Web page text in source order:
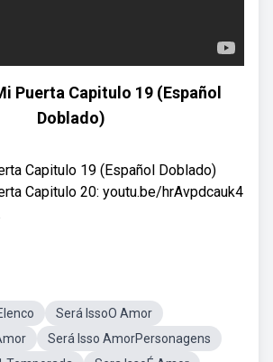
Puerta Capitulo 19 (Español
Doblado)
Capitulo 19 (Español Doblado)
Capitulo 20: youtu.be/hrAvpdcauk4
Será IssoO Amor
Será Isso AmorPersonagens